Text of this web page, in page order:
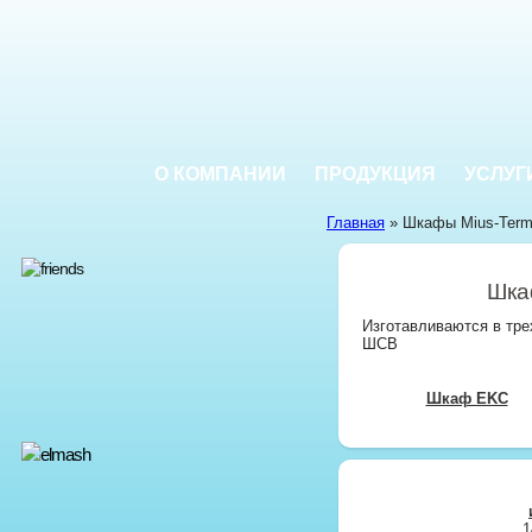
О КОМПАНИИ ПРОДУКЦИЯ
Главная » Шкафы Mius-Term
Изготавливаются в
ШСВ
Шкаф EKC